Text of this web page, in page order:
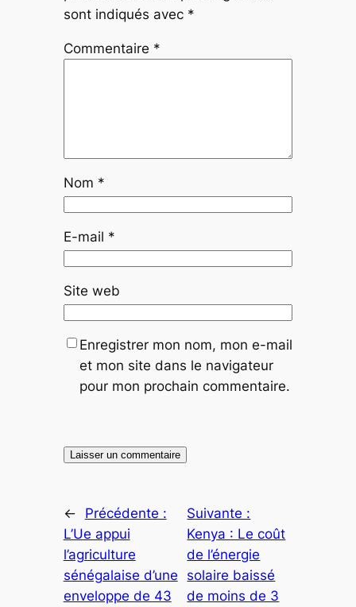
sont indiqués avec *
Commentaire *
Nom *
E-mail *
Site web
Enregistrer mon nom, mon e-mail
et mon site dans le navigateur
pour mon prochain commentaire.
←
Précédente :
L’Ue appui
l’agriculture
sénégalaise d’une
enveloppe de 43
Suivante :
Kenya : Le coût
de l’énergie
solaire baissé
de moins de 3